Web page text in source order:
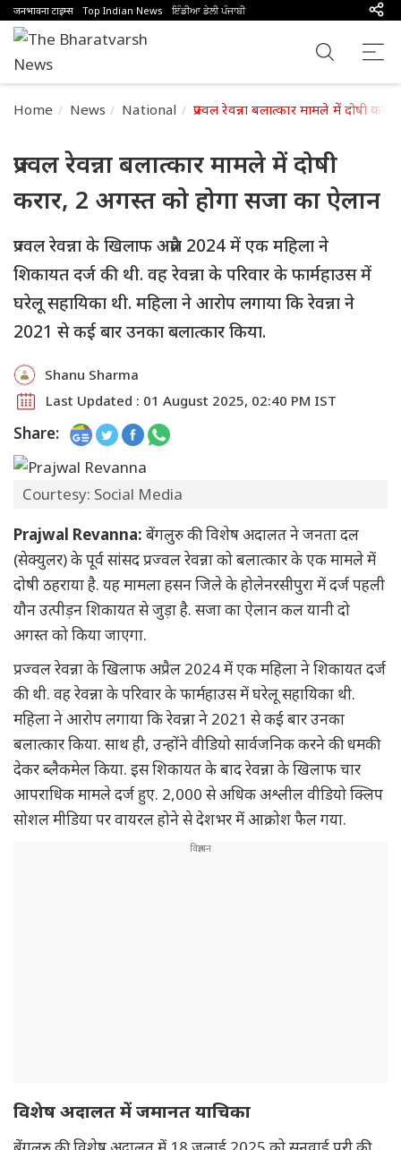
जनभावना टाइम्स Top Indian News ਇੰਡੀਆ ਡੇਲੀ ਪੰਜਾਬੀ
Home News National प्रज्वल रेवन्ना बलात्कार मामले में दोषी
प्रज्वल रेवन्ना बलात्कार मामले में दोषी
करार, 2 अगस्त को होगा सजा का ऐलान
प्रज्वल रेवन्ना के खिलाफ अप्रैल 2024 में एक महिला ने
शिकायत दर्ज की थी. वह रेवन्ना के परिवार के फार्महाउस में
घरेलू सहायिका थी. महिला ने आरोप लगाया कि रेवन्ना ने
2021 से कई बार उनका बलात्कार किया.
Shanu Sharma
Last Updated : 01 August 2025, 02:40 PM IST
Share:
Courtesy: Social Media
Prajwal Revanna: बेंगलुरु की विशेष अदालत ने जनता दल
(सेक्युलर) के पूर्व सांसद प्रज्वल रेवन्ना को बलात्कार के एक मामले में
दोषी ठहराया है. यह मामला हसन जिले के होलेनरसीपुरा में दर्ज पहली
यौन उत्पीड़न शिकायत से जुड़ा है. सजा का ऐलान कल यानी दो
अगस्त को किया जाएगा.
प्रज्वल रेवन्ना के खिलाफ अप्रैल 2024 में एक महिला ने शिकायत दर्ज
की थी. वह रेवन्ना के परिवार के फार्महाउस में घरेलू सहायिका थी.
महिला ने आरोप लगाया कि रेवन्ना ने 2021 से कई बार उनका
बलात्कार किया. साथ ही, उन्होंने वीडियो सार्वजनिक करने की धमकी
देकर ब्लैकमेल किया. इस शिकायत के बाद रेवन्ना के खिलाफ चार
आपराधिक मामले दर्ज हुए. 2,000 से अधिक अश्लील वीडियो क्लिप
सोशल मीडिया पर वायरल होने से देशभर में आक्रोश फैल गया.
विशेष अदालत में जमानत याचिका